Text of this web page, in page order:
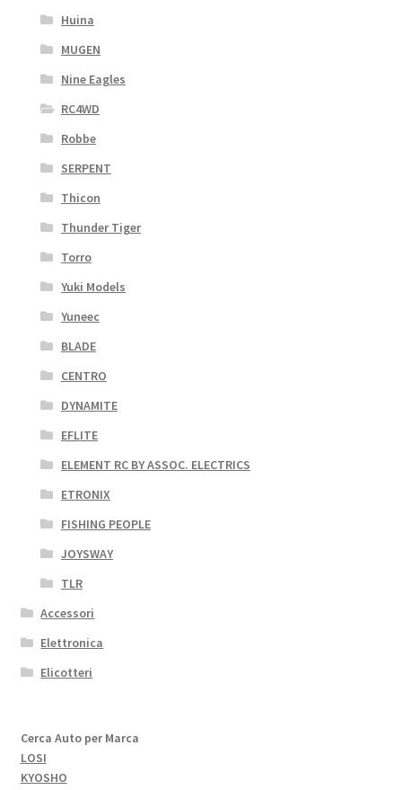
Huina
MUGEN
Nine Eagles
RC4WD
Robbe
SERPENT
Thicon
Thunder Tiger
Torro
Yuki Models
Yuneec
BLADE
CENTRO
DYNAMITE
EFLITE
ELEMENT RC BY ASSOC. ELECTRICS
ETRONIX
FISHING PEOPLE
JOYSWAY
TLR
Accessori
Elettronica
Elicotteri
Cerca Auto per Marca
LOSI
KYOSHO